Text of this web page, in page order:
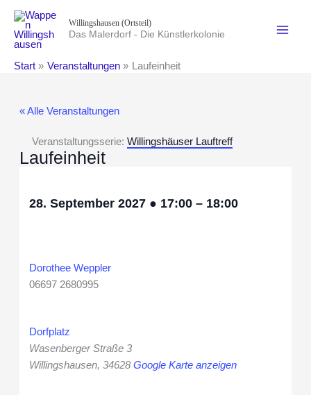
Inhalt
springen
Willingshausen (Ortsteil)
Das Malerdorf - Die Künstlerkolonie
Start Veranstaltungen Laufeinheit
« Alle Veranstaltungen
Veranstaltungsserie: Willingshäuser Lauftreff
Laufeinheit
28. September 2027 ● 17:00– 18:00
Dorothee Weppler
06697 2680995
Dorfplatz
Wasenberger Straße 3
Willingshausen, 34628 Google Karte anzeigen